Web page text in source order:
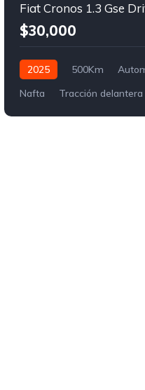
$30,000
2025 500Km
Nafta
Tracción delantera